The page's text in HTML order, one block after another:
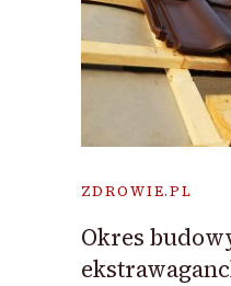
ZDROWIE.PL
Okres